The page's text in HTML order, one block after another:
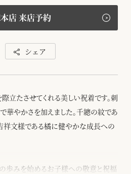
店 来店予約
シェア
立たさせてくれる美しい祝着です。刺
華やかさを加えました。千總の紋であ
祥文様である橘に健やかな成長への
歩みを始めるお子様への敬意と祝福